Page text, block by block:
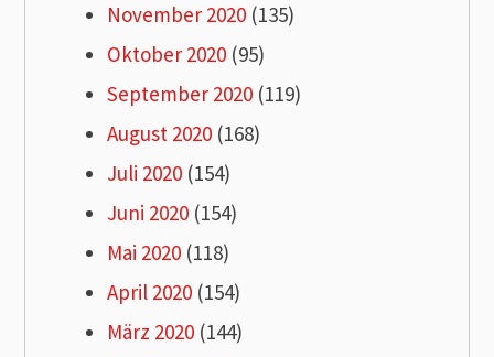
November 2020 (135)
Oktober 2020 (95)
September 2020 (119)
August 2020 (168)
Juli 2020 (154)
Juni 2020 (154)
Mai 2020 (118)
April 2020 (154)
März 2020 (144)